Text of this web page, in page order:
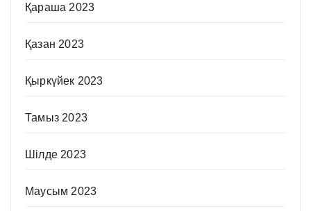
Қараша 2023
Қазан 2023
Қыркүйек 2023
Тамыз 2023
Шілде 2023
Маусым 2023